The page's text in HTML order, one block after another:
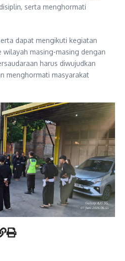
serta menghormati
dapat mengikuti kegiatan
wilayah masing-masing dengan
harus diwujudkan
menghormati masyarakat